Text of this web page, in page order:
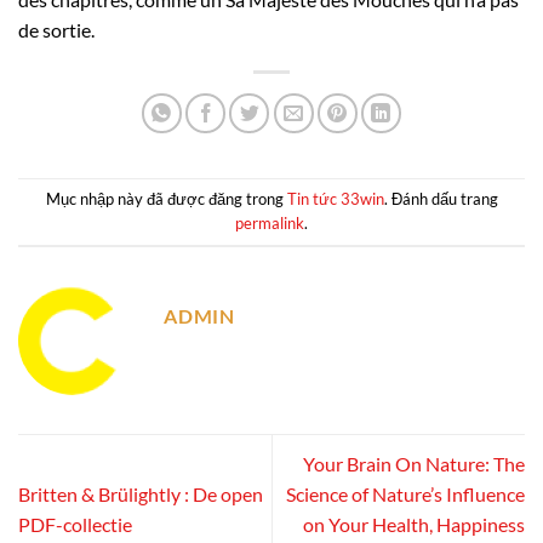
de sortie.
Mục nhập này đã được đăng trongTin tức 33win. Đánh dấu trang
permalink.
ADMIN
Britten & Brülightly : De open
PDF-collectie
Your Brain On Nature: The
Science of Nature’s Influence
on Your Health, Happiness